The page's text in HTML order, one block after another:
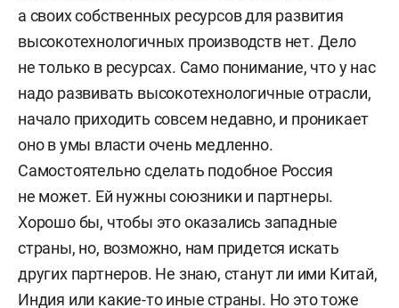
а своих собственных ресурсов для развития
высокотехнологичных производств нет. Дело
не только в ресурсах. Само понимание, что у нас
надо развивать высокотехнологичные отрасли,
начало приходить совсем недавно, и проникает
оно в умы власти очень медленно.
Самостоятельно сделать подобное Россия
не может. Ей нужны союзники и партнеры.
Хорошо бы, чтобы это оказались западные
страны, но, возможно, нам придется искать
других партнеров. Не знаю, станут ли ими Китай,
Индия или какие-то иные страны. Но это тоже